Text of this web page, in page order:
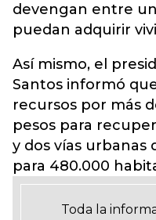
devengan entre
puedan adquirir
Así mismo, el
Santos informó
recursos por más
pesos para
y dos vías urbanas
para 480.000
Toda la